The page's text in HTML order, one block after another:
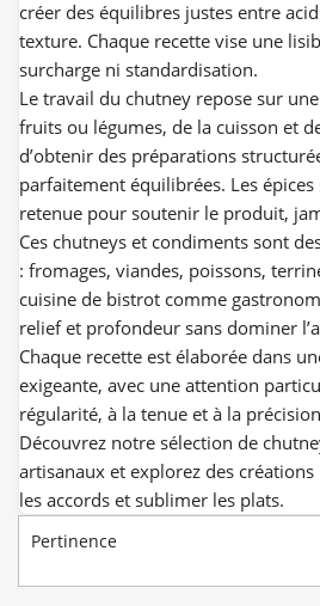
créer des équilibres justes entre
texture. Chaque recette vise une
surcharge ni standardisation.
Le travail du chutney repose sur
fruits ou légumes, de la cuisson et
d’obtenir des préparations
parfaitement équilibrées. Les
retenue pour soutenir le produit,
Ces chutneys et condiments sont
: fromages, viandes, poissons,
cuisine de bistrot comme
relief et profondeur sans dominer
Chaque recette est élaborée dans
exigeante, avec une attention
régularité, à la tenue et à la
Découvrez notre sélection de
artisanaux et explorez des
les accords et sublimer les plats.
Pertinence